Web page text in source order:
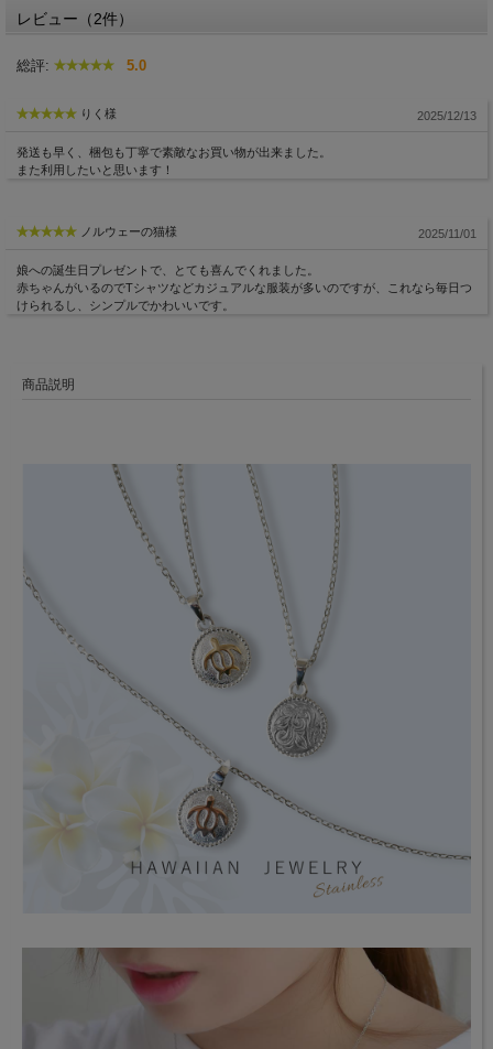
レビュー（2件）
総評: 5.0
りく様 2025/12/13
発送も早く、梱包も丁寧で素敵なお買い物が出来ました。
また利用したいと思います！
ノルウェーの猫様 2025/11/01
娘への誕生日プレゼントで、とても喜んでくれました。
赤ちゃんがいるのでTシャツなどカジュアルな服装が多いのですが、これなら毎日つ
けられるし、シンプルでかわいいです。
商品説明